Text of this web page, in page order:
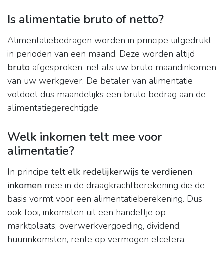
Is alimentatie bruto of netto?
Alimentatiebedragen worden in principe uitgedrukt
in perioden van een maand. Deze worden altijd
bruto afgesproken, net als uw bruto maandinkomen
van uw werkgever. De betaler van alimentatie
voldoet dus maandelijks een bruto bedrag aan de
alimentatiegerechtigde.
Welk inkomen telt mee voor
alimentatie?
In principe teltelk redelijkerwijs te verdienen
inkomen mee in de draagkrachtberekening die de
basis vormt voor een alimentatieberekening. Dus
ook fooi, inkomsten uit een handeltje op
marktplaats, overwerkvergoeding, dividend,
huurinkomsten, rente op vermogen etcetera.